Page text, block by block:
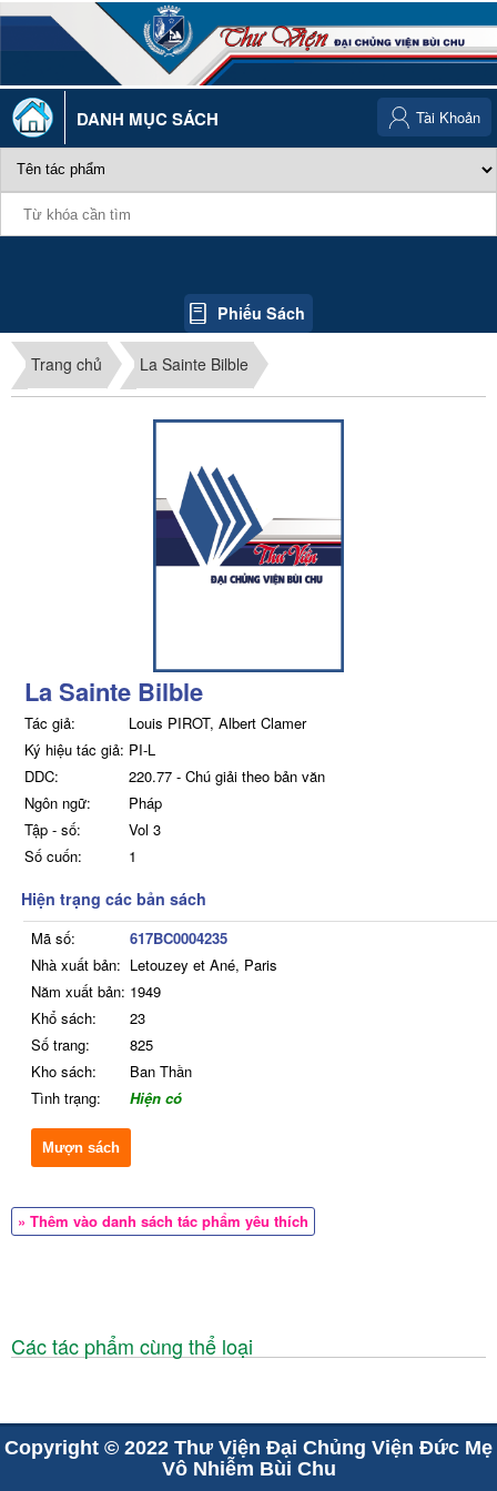
DANH MỤC SÁCH
Phiếu Sách
Tài Khoản
Trang chủ La Sainte Bilble
La Sainte Bilble
Tác giả:
Louis PIROT, Albert Clamer
Ký hiệu tác giả: PI-L
DDC:
220.77 - Chú giải theo bản văn
Ngôn ngữ:
Pháp
Tập - số:
Vol 3
Số cuốn:
1
Hiện trạng các bản sách
Mã số:
617BC0004235
Nhà xuất bản: Letouzey et Ané, Paris
Năm xuất bản: 1949
Khổ sách:
23
Số trang:
825
Kho sách:
Ban Thần
Tình trạng:
Hiện có
Mượn sách
» Thêm vào danh sách tác phẩm yêu thích
Các tác phẩm cùng thể loại
Copyright © 2022 Thư Viện Đại Chủng Viện Đức Mẹ
Vô Nhiễm Bùi Chu